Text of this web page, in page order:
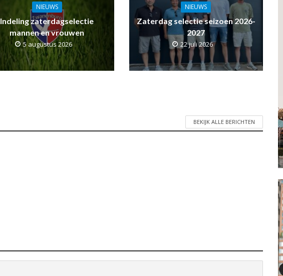
NIEUWS
Indeling zaterdagselectie
mannen en vrouwen
5 augustus 2026
NIEUWS
Zaterdag selectie seizoen 2026-
2027
22 juli 2026
BEKIJK ALLE BERICHTEN